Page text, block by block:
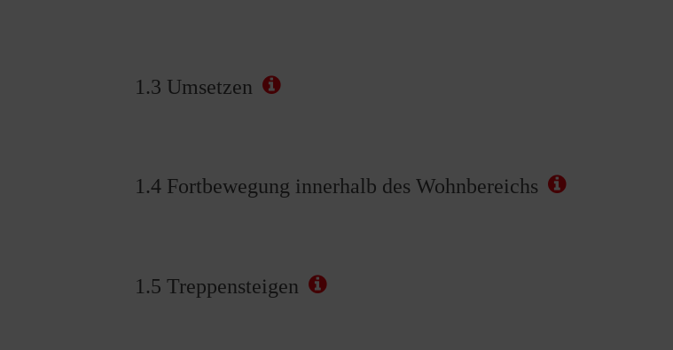
1.3 Umsetzen
1.4 Fortbewegung innerhalb des Wohnbereichs
1.5 Treppensteigen